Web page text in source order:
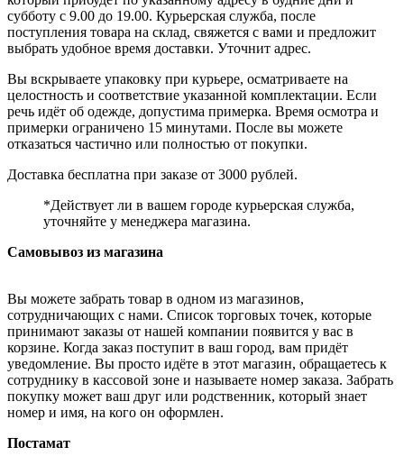
субботу с 9.00 до 19.00. Курьерская служба, после
поступления товара на склад, свяжется с вами и предложит
выбрать удобное время доставки. Уточнит адрес.
Вы вскрываете упаковку при курьере, осматриваете на
целостность и соответствие указанной комплектации. Если
речь идёт об одежде, допустима примерка. Время осмотра и
примерки ограничено 15 минутами. После вы можете
отказаться частично или полностью от покупки.
Доставка бесплатна при заказе от 3000 рублей.
*Действует ли в вашем городе курьерская служба,
уточняйте у менеджера магазина.
Самовывоз из магазина
Вы можете забрать товар в одном из магазинов,
сотрудничающих с нами. Список торговых точек, которые
принимают заказы от нашей компании появится у вас в
корзине. Когда заказ поступит в ваш город, вам придёт
уведомление. Вы просто идёте в этот магазин, обращаетесь к
сотруднику в кассовой зоне и называете номер заказа. Забрать
покупку может ваш друг или родственник, который знает
номер и имя, на кого он оформлен.
Постамат